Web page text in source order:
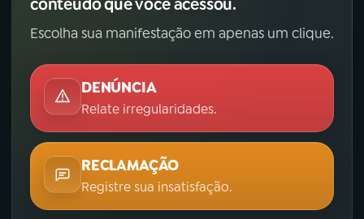
Escolha sua manifestação em apenas um clique.
DENÚNCIA
Relate irregularidades.
RECLAMAÇÃO
Registre sua insatisfação.